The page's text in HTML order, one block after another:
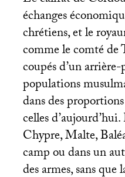
échanges
chrétiens, et le
comme le comté de
coupés d’un
populations
dans des
celles
Chypre, Malte,
camp ou dans un
des armes, sans